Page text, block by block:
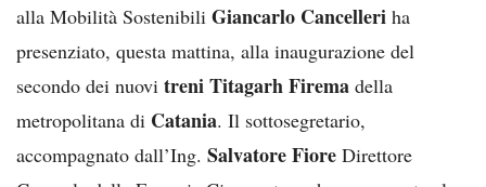
alla Mobilità Sostenibili Giancarlo Cancelleri ha
presenziato, questa mattina, alla inaugurazione del
secondo dei nuovi treni Titagarh Firema della
metropolitana di Catania. Il sottosegretario,
accompagnato dall’Ing. Salvatore Fiore Direttore